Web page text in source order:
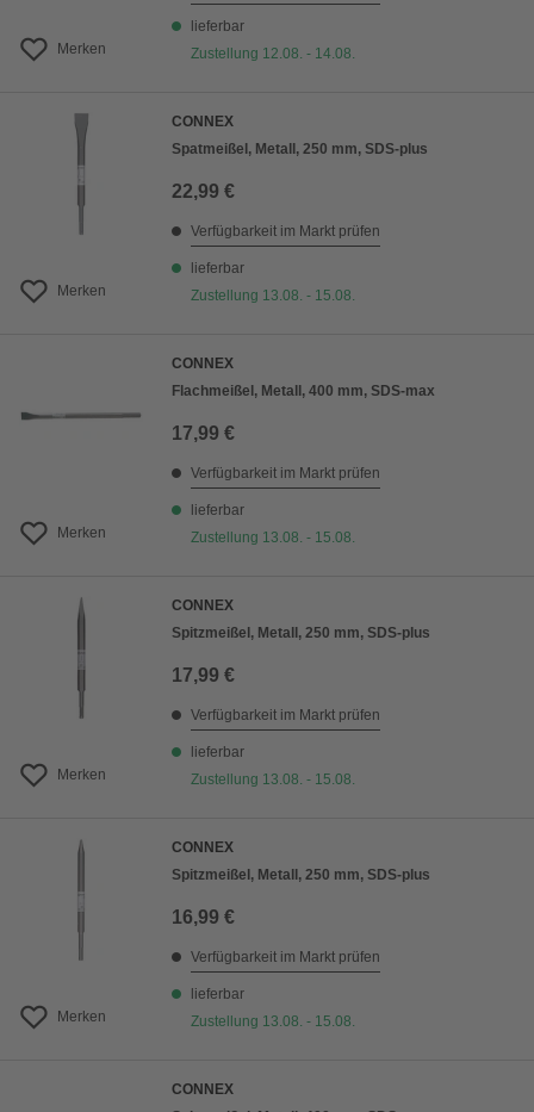
Merken
lieferbar
Zustellung 12.08. - 14.08.
Merken
CONNEX
Spatmeißel, Metall, 250 mm, SDS-plus
22,99 €
Verfügbarkeit im Markt prüfen
lieferbar
Zustellung 13.08. - 15.08.
Merken
CONNEX
Flachmeißel, Metall, 400 mm, SDS-max
17,99 €
Verfügbarkeit im Markt prüfen
lieferbar
Zustellung 13.08. - 15.08.
Merken
CONNEX
Spitzmeißel, Metall, 250 mm, SDS-plus
17,99 €
Verfügbarkeit im Markt prüfen
lieferbar
Zustellung 13.08. - 15.08.
Merken
CONNEX
Spitzmeißel, Metall, 250 mm, SDS-plus
16,99 €
Verfügbarkeit im Markt prüfen
lieferbar
Zustellung 13.08. - 15.08.
CONNEX